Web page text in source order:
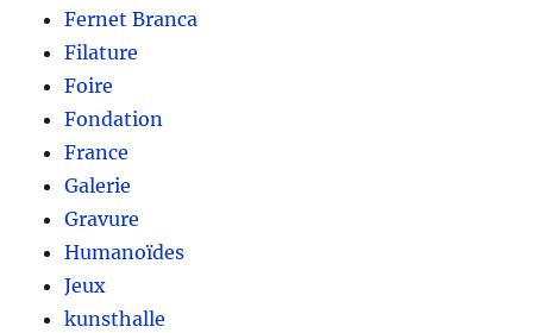
Fernet Branca
Filature
Foire
Fondation
France
Galerie
Gravure
Humanoïdes
Jeux
kunsthalle